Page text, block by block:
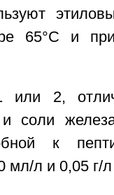
65°С и
или 2,
и соли
к
мл/л и 0,05 г/л